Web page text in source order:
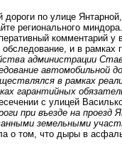
дороги по улице
регионального миндора.
комментарий
и в рамках
администрации
автомобильной
в рамках
гарантийных
с улицей
при въезде на
земельными
о том, что дыры в